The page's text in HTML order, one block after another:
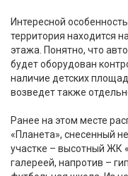
Интересной
территория находится
этажа. Понятно, что
будет оборудован
наличие детских
возведет также
Ранее на этом месте
«Планета», снесенный
участке – высотный ЖК
галереей, напротив –